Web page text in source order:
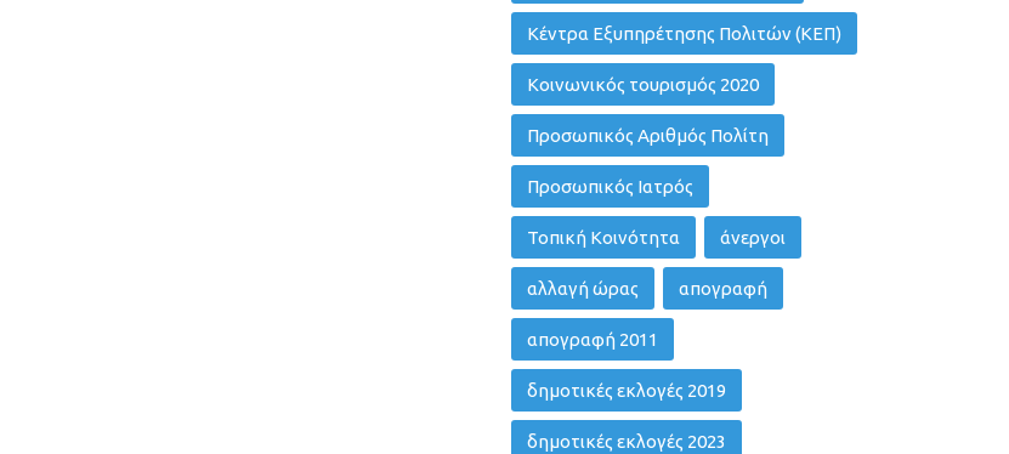
Κέντρα Εξυπηρέτησης Πολιτών (ΚΕΠ)
Κοινωνικός τουρισμός 2020
Προσωπικός Αριθμός Πολίτη
Προσωπικός Ιατρός
Τοπική Κοινότητα άνεργοι
αλλαγή ώρας απογραφή
απογραφή 2011
δημοτικές εκλογές 2019
δημοτικές εκλογές 2023